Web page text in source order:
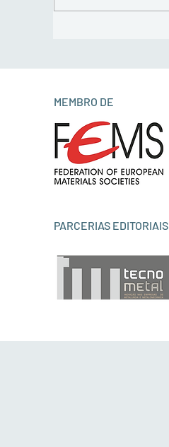
Inovação 2026
MEMBRO DE
PARCERIAS EDITORIAIS